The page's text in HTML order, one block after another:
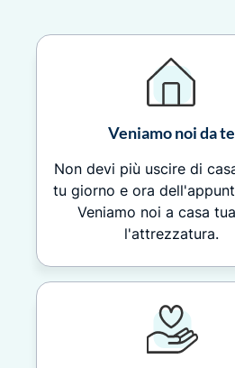
Veniamo noi da te
Non devi più uscire di
tu giorno e ora
Veniamo noi a casa
l'attrezzatura.